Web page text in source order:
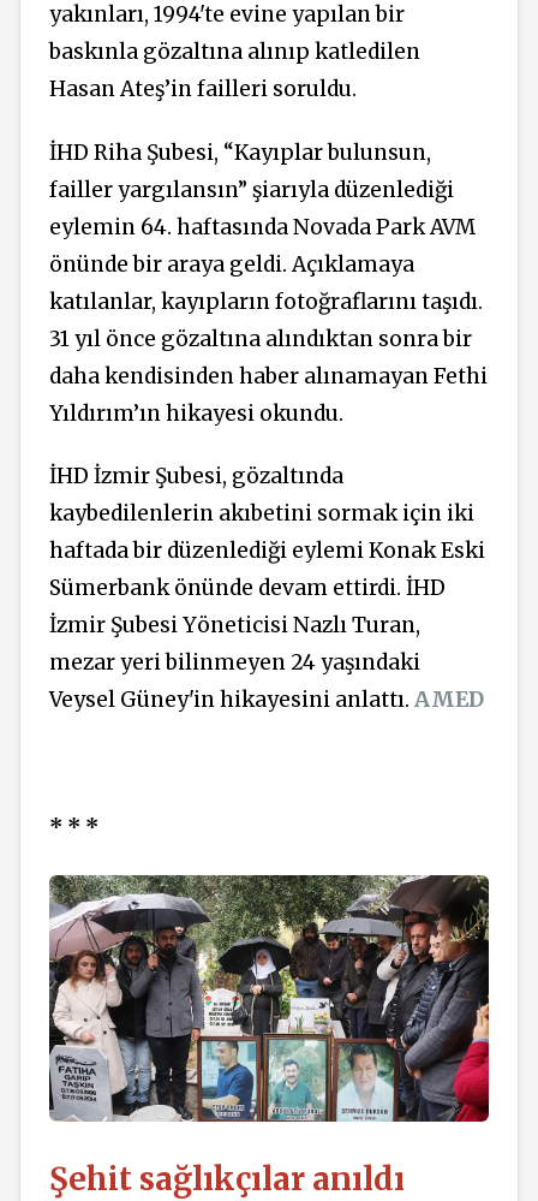
yakınları, 1994'te evine yapılan bir
baskınla gözaltına alınıp katledilen
Hasan Ateş’in failleri soruldu.
İHD Riha Şubesi, “Kayıplar bulunsun,
failler yargılansın” şiarıyla düzenlediği
eylemin 64. haftasında Novada Park AVM
önünde bir araya geldi. Açıklamaya
katılanlar, kayıpların fotoğraflarını taşıdı.
31 yıl önce gözaltına alındıktan sonra bir
daha kendisinden haber alınamayan Fethi
Yıldırım’ın hikayesi okundu.
İHD İzmir Şubesi, gözaltında
kaybedilenlerin akıbetini sormak için iki
haftada bir düzenlediği eylemi Konak Eski
Sümerbank önünde devam ettirdi. İHD
İzmir Şubesi Yöneticisi Nazlı Turan,
mezar yeri bilinmeyen 24 yaşındaki
Veysel Güney'in hikayesini anlattı. AMED
* * *
Şehit sağlıkçılar anıldı